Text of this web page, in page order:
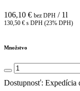
106,10 € bez DPH / 1l
130,50 € s DPH (23% DPH)
Množstvo
Dostupnosť: Expedícia